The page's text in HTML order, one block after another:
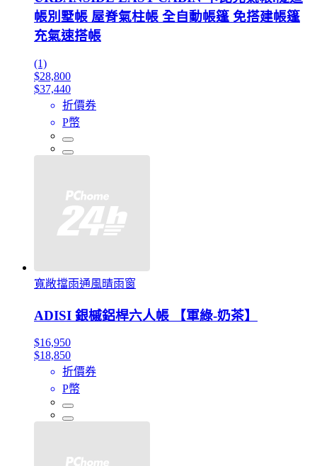
帳別墅帳 屋脊氣柱帳 全自動帳篷 免搭建帳篷
充氣速搭帳
(1)
$28,800
$37,440
折價券
P幣
寬敞擋雨通風晴雨窗
ADISI 銀槭鋁桿六人帳 【軍綠-奶茶】
$16,950
$18,850
折價券
P幣